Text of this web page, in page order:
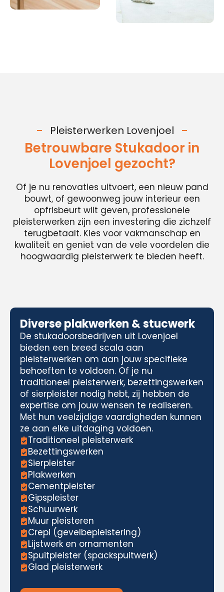
Pleisterwerken Lovenjoel
Betrouwbare Stukadoor in
Lovenjoel gezocht?
Of je nu renovaties uitvoert, een nieuw pand
bouwt, of gewoonweg jouw interieur een
opfrisbeurt wilt geven, professionele
pleisterwerken zijn een investering die zichzelf
terugbetaalt. Kies voor vakmanschap en
kwaliteit en geniet van de vele voordelen die
hoogwaardig pleisterwerk te bieden heeft.
Diverse plakwerken & stucwerk
De stukadoorsbedrijven uit Lovenjoel
bieden een breed scala aan
pleisterwerken om aan jouw specifieke
behoeften te voldoen. Of je nu
traditioneel pleisterwerk, bezettingswerken
of sierpleister nodig hebt, zij hebben de
expertise om jouw wensen te realiseren.
Met hun veelzijdige vaardigheden kunnen
ze aan elke uitdaging voldoen.
Traditioneel pleisterwerk
Bezettingswerken
Sierpleister
Plakwerken
Cementpleister
Gipspleister
Schuurwerk
Muur pleisteren
Crepi (gevelbepleistering)
Lijstwerk en ornamenten
Spuitpleister (spackspuitwerk)
Glad pleisterwerk